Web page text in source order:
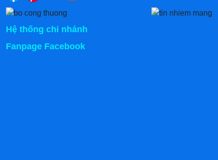
Hệ thống chi nhánh
Fanpage Facebook